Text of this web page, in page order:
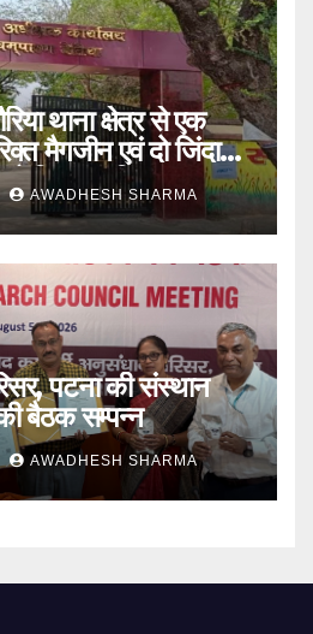
थाना क्षेत्र से एक
मैगजीन एवं दो जिंदा
गिरफ्तार दिया
AWADHESH SHARMA
पटना की संस्थान
बैठक सम्पन्न
AWADHESH SHARMA